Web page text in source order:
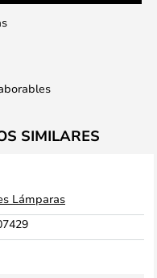
SIMILARES
Lámparas